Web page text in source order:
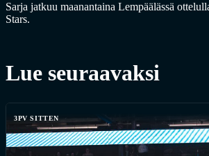
Sarja jatkuu maanantaina Lempäälässä
Stars.
Lue seuraavaksi
3PV SITTEN